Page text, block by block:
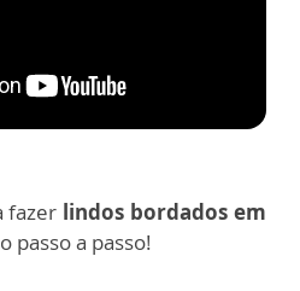
fazer lindos bordados em
passo a passo!